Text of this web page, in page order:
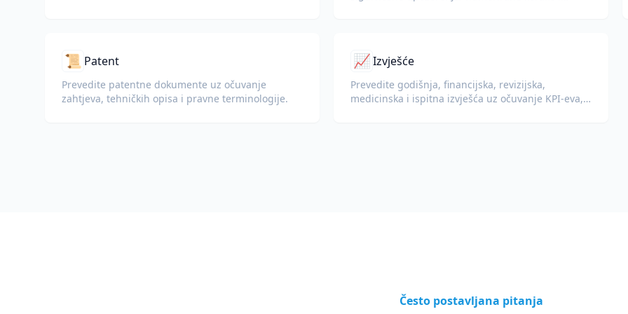
📜 Patent
Prevedite patentne dokumente uz očuvanje
zahtjeva, tehničkih opisa i pravne terminologije.
📈Izvješće
Prevedite godišnja, financijska, revizijska,
medicinska i ispitna izvješća uz očuvanje KPI-eva,
Često postavljana pitanja